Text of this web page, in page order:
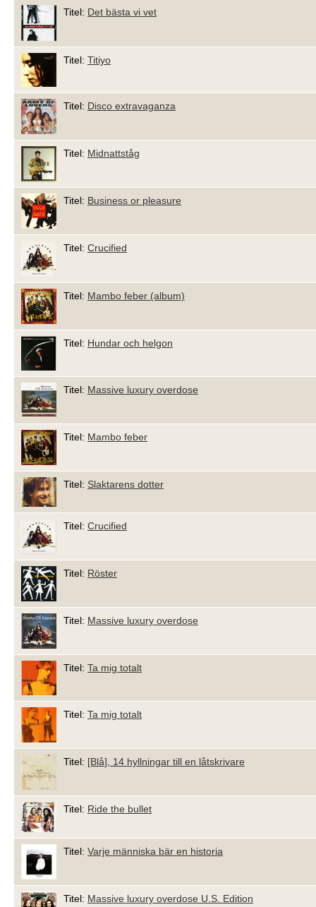
Titel: Det bästa vi vet
Titel: Titiyo
Titel: Disco extravaganza
Titel: Midnattståg
Titel: Business or pleasure
Titel: Crucified
Titel: Mambo feber (album)
Titel: Hundar och helgon
Titel: Massive luxury overdose
Titel: Mambo feber
Titel: Slaktarens dotter
Titel: Crucified
Titel: Röster
Titel: Massive luxury overdose
Titel: Ta mig totalt
Titel: Ta mig totalt
Titel: [Blå], 14 hyllningar till en låtskrivare
Titel: Ride the bullet
Titel: Varje människa bär en historia
Titel: Massive luxury overdose U.S. Edition